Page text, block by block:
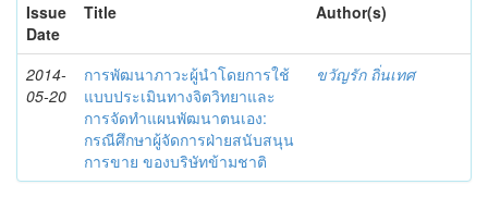
Issue
Date
Title Author(s)
2014-
05-20
การพัฒนาภาวะผู้นำโดยการใช้
แบบประเมินทางจิตวิทยาและ
การจัดทำแผนพัฒนาตนเอง:
กรณีศึกษาผู้จัดการฝ่ายสนับสนุน
การขาย ของบริษัทข้ามชาติ
ขวัญรัก ถิ่นเทศ